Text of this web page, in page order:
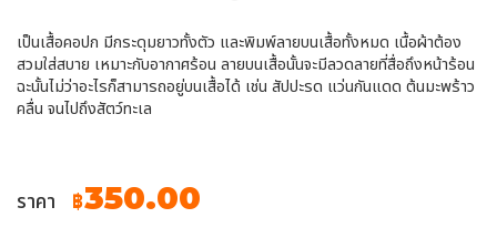
เป็นเสื้อคอปก มีกระดุมยาวทั้งตัว และพิมพ์ลายบนเสื้อทั้งหมด เนื้อผ้าต้อง
สวมใส่สบาย เหมาะกับอากาศร้อน ลายบนเสื้อนั้นจะมีลวดลายที่สื่อถึงหน้าร้อน
ฉะนั้นไม่ว่าอะไรก็สามารถอยู่บนเสื้อได้ เช่น สัปปะรด แว่นกันแดด ต้นมะพร้าว
คลื่น จนไปถึงสัตว์ทะเล
ราคา ฿350.00